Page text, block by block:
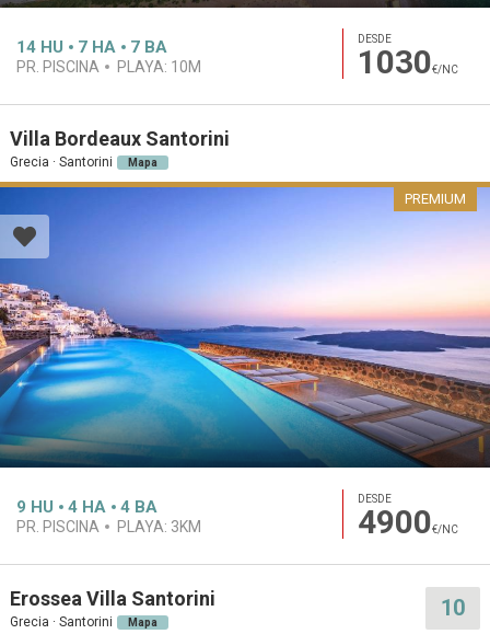
14 HU 7 HA 7 BA
PR. PISCINA PLAYA: 10M
DESDE
1030€/NC
Villa Bordeaux Santorini
Grecia · Santorini Mapa
PREMIUM
9 HU 4 HA 4 BA
PR. PISCINA PLAYA: 3KM
DESDE
4900€/NC
Erossea Villa Santorini
Grecia · Santorini Mapa
10